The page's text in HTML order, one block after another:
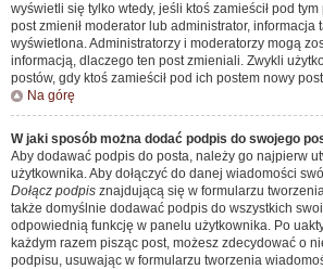
wyświetli się tylko wtedy, jeśli ktoś zamieścił pod
post zmienił moderator lub administrator, informacja
wyświetlona. Administratorzy i moderatorzy mogą
informacją, dlaczego ten post zmieniali. Zwykli
postów, gdy ktoś zamieścił pod ich postem nowy
Na górę
W jaki sposób można dodać podpis do swojego
Aby dodawać podpis do posta, należy go najpierw
użytkownika. Aby dołączyć do danej wiadomości
Dołącz podpis znajdującą się w formularzu
także domyślnie dodawać podpis do wszystkich
odpowiednią funkcję w panelu użytkownika. Po
każdym razem pisząc post, możesz zdecydować o
podpisu, usuwając w formularzu tworzenia